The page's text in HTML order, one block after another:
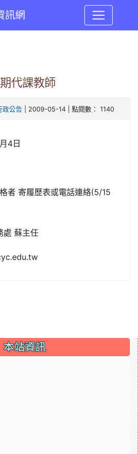
訊網
代課教師
政公告 | 2009-05-14 | 點閱數： 1140
4日
者 寄履歷表或電話連絡(5/15
處 蘇主任
本站資訊